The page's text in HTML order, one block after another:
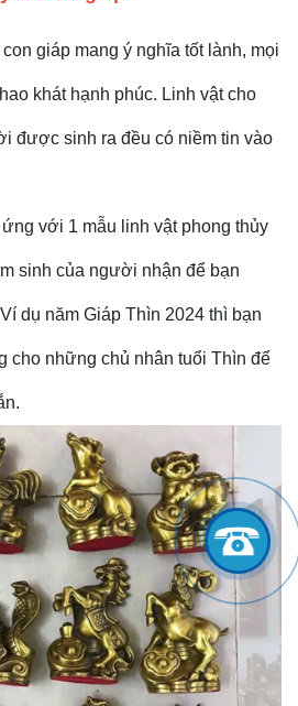
giáp mang ý nghĩa tốt lành, mọi
khát hạnh phúc. Linh vật cho
được sinh ra đều có niềm tin vào
với 1 mẫu linh vật phong thủy
sinh của người nhận để bạn
dụ năm Giáp Thìn 2024 thì bạn
cho những chủ nhân tuổi Thìn để